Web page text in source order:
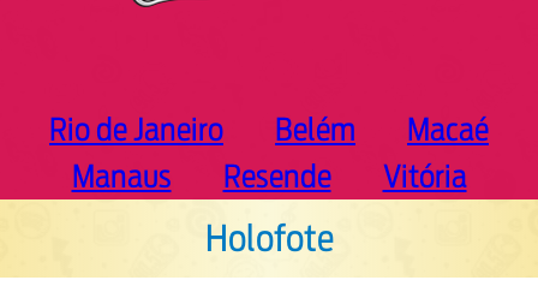
Rio de Janeiro Belém
Macaé
Manaus
Resende Vitória
Holofote